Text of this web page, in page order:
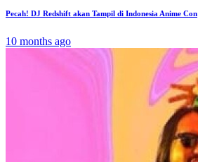
Pecah! DJ Redshift akan Tampil di Indonesia Anime Con
10 months ago